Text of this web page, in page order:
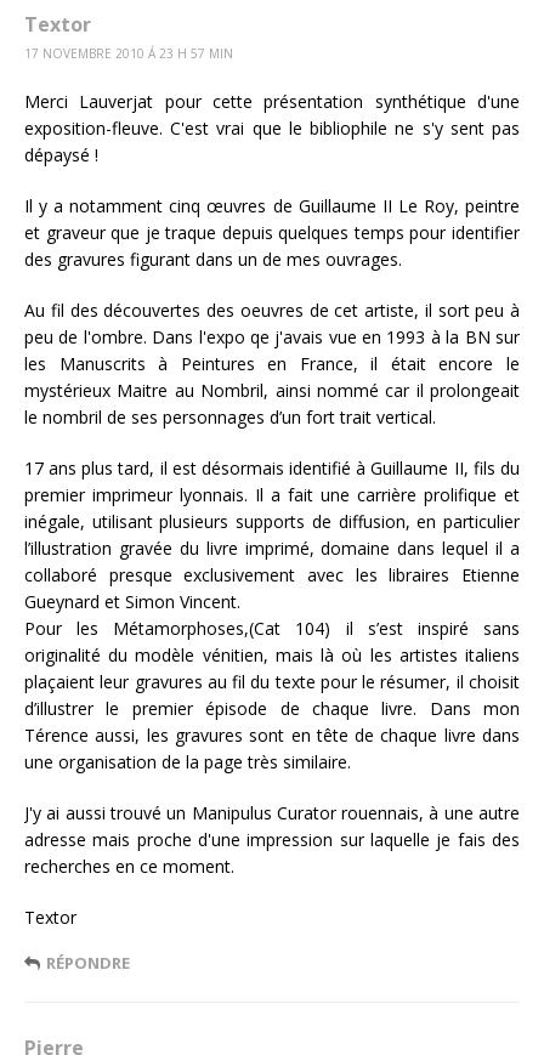
Textor
17 NOVEMBRE 2010 Á 23 H 57 MIN
Merci Lauverjat pour cette présentation synthétique d'une
exposition-fleuve. C'est vrai que le bibliophile ne s'y sent pas
dépaysé !
Il y a notamment cinq œuvres de Guillaume II Le Roy, peintre
et graveur que je traque depuis quelques temps pour identifier
des gravures figurant dans un de mes ouvrages.
Au fil des découvertes des oeuvres de cet artiste, il sort peu à
peu de l'ombre. Dans l'expo qe j'avais vue en 1993 à la BN sur
les Manuscrits à Peintures en France, il était encore le
mystérieux Maitre au Nombril, ainsi nommé car il prolongeait
le nombril de ses personnages d’un fort trait vertical.
17 ans plus tard, il est désormais identifié à Guillaume II, fils du
premier imprimeur lyonnais. Il a fait une carrière prolifique et
inégale, utilisant plusieurs supports de diffusion, en particulier
l’illustration gravée du livre imprimé, domaine dans lequel il a
collaboré presque exclusivement avec les libraires Etienne
Gueynard et Simon Vincent.
Pour les Métamorphoses,(Cat 104) il s’est inspiré sans
originalité du modèle vénitien, mais là où les artistes italiens
plaçaient leur gravures au fil du texte pour le résumer, il choisit
d’illustrer le premier épisode de chaque livre. Dans mon
Térence aussi, les gravures sont en tête de chaque livre dans
une organisation de la page très similaire.
J'y ai aussi trouvé un Manipulus Curator rouennais, à une autre
adresse mais proche d'une impression sur laquelle je fais des
recherches en ce moment.
Textor
RÉPONDRE
Pierre